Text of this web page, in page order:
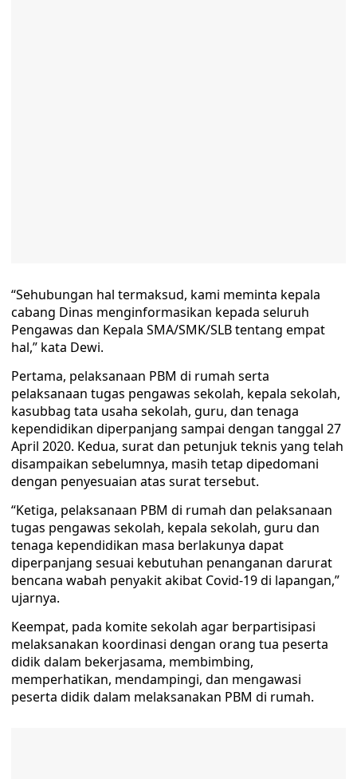
“Sehubungan hal termaksud, kami meminta kepala
cabang Dinas menginformasikan kepada seluruh
Pengawas dan Kepala SMA/SMK/SLB tentang empat
hal,” kata Dewi.
Pertama, pelaksanaan PBM di rumah serta
pelaksanaan tugas pengawas sekolah, kepala sekolah,
kasubbag tata usaha sekolah, guru, dan tenaga
kependidikan diperpanjang sampai dengan tanggal 27
April 2020. Kedua, surat dan petunjuk teknis yang telah
disampaikan sebelumnya, masih tetap dipedomani
dengan penyesuaian atas surat tersebut.
“Ketiga, pelaksanaan PBM di rumah dan pelaksanaan
tugas pengawas sekolah, kepala sekolah, guru dan
tenaga kependidikan masa berlakunya dapat
diperpanjang sesuai kebutuhan penanganan darurat
bencana wabah penyakit akibat Covid-19 di lapangan,”
ujarnya.
Keempat, pada komite sekolah agar berpartisipasi
melaksanakan koordinasi dengan orang tua peserta
didik dalam bekerjasama, membimbing,
memperhatikan, mendampingi, dan mengawasi
peserta didik dalam melaksanakan PBM di rumah.